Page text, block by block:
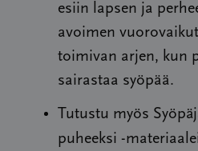
esiin lapsen ja
avoimen
toimivan arjen, kun
sairastaa syöpää.
Tutustu myös
puheeksi -